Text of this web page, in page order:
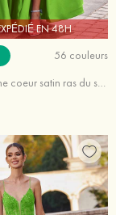
EN 48H
56 couleurs
Trapèze cache coeur satin ras du sol robe de bal avec poches